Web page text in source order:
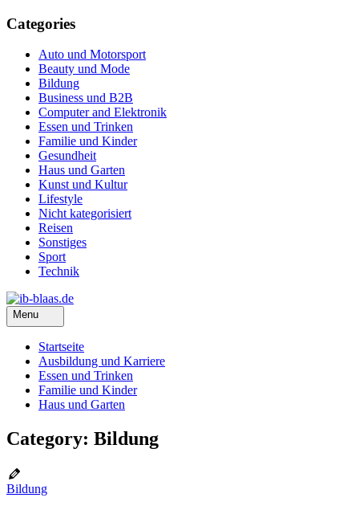
Categories
Auto und Motorsport
Beauty und Mode
Bildung
Business und B2B
Computer and Elektronik
Essen und Trinken
Familie und Kinder
Gesundheit
Haus und Garten
Kunst und Kultur
Lifestyle
Nicht kategorisiert
Reisen
Sonstiges
Sport
Technik
Menu
Startseite
Ausbildung und Karriere
Essen und Trinken
Familie und Kinder
Haus und Garten
Category: Bildung
Bildung